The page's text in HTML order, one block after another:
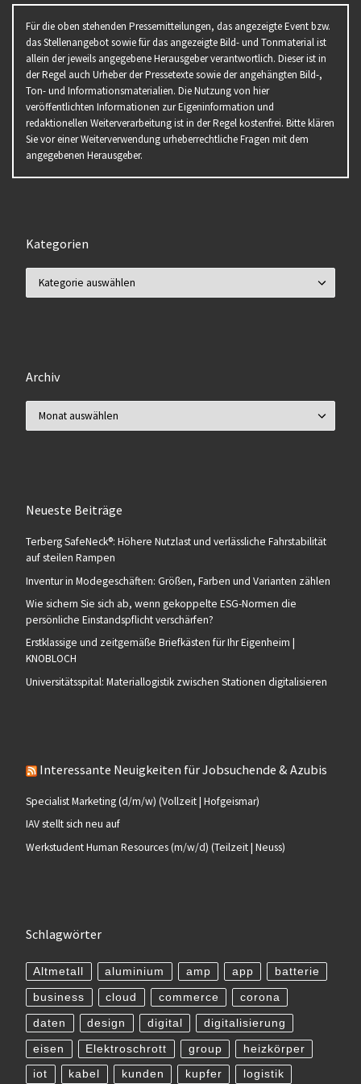
Für die oben stehenden Pressemitteilungen, das angezeigte Event bzw.
das Stellenangebot sowie für das angezeigte Bild- und Tonmaterial ist
allein der jeweils angegebene Herausgeber verantwortlich. Dieser ist in
der Regel auch Urheber der Pressetexte sowie der angehängten Bild-,
Ton- und Informationsmaterialien. Die Nutzung von hier
veröffentlichten Informationen zur Eigeninformation und
redaktionellen Weiterverarbeitung ist in der Regel kostenfrei. Bitte klären
Sie vor einer Weiterverwendung urheberrechtliche Fragen mit dem
angegebenen Herausgeber.
Kategorien
Archiv
Neueste Beiträge
Terberg SafeNeck®: Höhere Nutzlast und verlässliche Fahrstabilität
auf steilen Rampen
Inventur in Modegeschäften: Größen, Farben und Varianten zählen
Wie sichern Sie sich ab, wenn gekoppelte ESG-Normen die
persönliche Einstandspflicht verschärfen?
Erstklassige und zeitgemäße Briefkästen für Ihr Eigenheim |
KNOBLOCH
Universitätsspital: Materiallogistik zwischen Stationen digitalisieren
Interessante Neuigkeiten für Jobsuchende & Azubis
Specialist Marketing (d/m/w) (Vollzeit | Hofgeismar)
IAV stellt sich neu auf
Werkstudent Human Resources (m/w/d) (Teilzeit | Neuss)
Schlagwörter
Altmetall aluminium amp app batterie
business cloud commerce corona
daten design digital digitalisierung
eisen Elektroschrott group heizkörper
iot kabel kunden kupfer logistik